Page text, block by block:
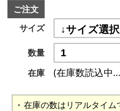
ご注文
サイズ
数量
在庫
(在庫数読込中
在庫の数はリアルタイム